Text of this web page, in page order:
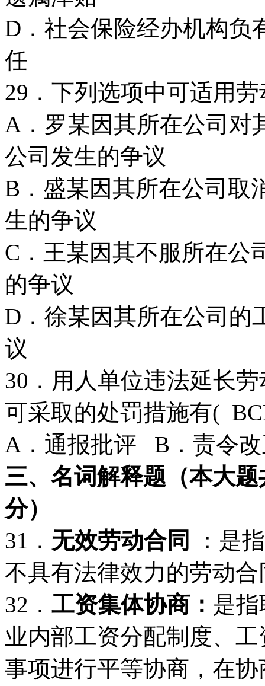
D．社会保险经办机构负
任
29．下列选项中可适
A．罗某因其所在公司对
公司发生的争议
B．盛某因其所在公司取
生的争议
C．王某因其不服所在公
的争议
D．徐某因其所在公司的
议
30．用人单位违法延长
可采取的处罚措施有(
A．通报批评 B．责
三、名词解释题（本大题
分）
31． 无效劳动合同
：是
不具有法律效力的劳动合
32． 工资集体协商： 是
业内部工资分配制度、
事项进行平等协商，在